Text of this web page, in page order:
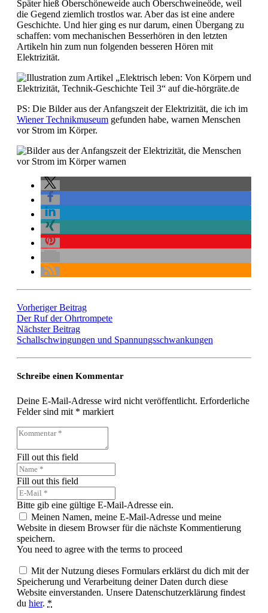
Später hieß Oberschöneweide auch Oberschweineöde, weil
die Gegend ziemlich trostlos war. Aber das ist eine andere
Geschichte. Und hier ging es nur darum, einen Übergang zu
schaffen: vom mechanischen Besserhören in den letzten
Artikeln hin zum nun folgenden besseren Hören mit
Elektrizität.
PS: Die Bilder aus der Anfangszeit der Elektrizität, die ich im
Wiener Technikmuseum gefunden habe, warnen Menschen
vor Strom im Körper.
Vorheriger Beitrag
Der Ruf der Ohrtrompete
Nächster Beitrag
Schallschwingungen und Spannungsschwankungen
Schreibe einen Kommentar
Deine E-Mail-Adresse wird nicht veröffentlicht. Erforderliche
Felder sind mit * markiert
Fill out this field
Fill out this field
Bitte gib eine gültige E-Mail-Adresse ein.
Meinen Namen, meine E-Mail-Adresse und meine
Website in diesem Browser für die nächste Kommentierung
speichern.
You need to agree with the terms to proceed
Mit der Nutzung dieses Formulars erklärst du dich mit der
Speicherung und Verarbeitung deiner Daten durch diese
Website einverstanden. Unsere Datenschutzerklärung findest
du hier. *